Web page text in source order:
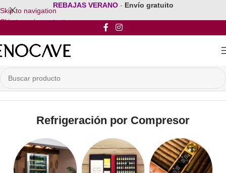
Skip to navigation
Skip to main content
REBAJAS VERANO - Envío gratuito
Inicio/Por Tipo de Refrigeracion/Refrigeración por Compresor
Refrigeración por Compresor